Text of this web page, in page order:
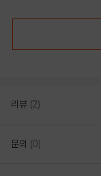
리뷰 (2)
문의 (0)